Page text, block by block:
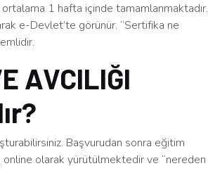
1 hafta içinde tamamlanmaktadır.
e-Devlet’te görünür. “Sertifika ne
AVCILIĞI
Başvurudan sonra eğitim
online olarak yürütülmektedir ve “nereden